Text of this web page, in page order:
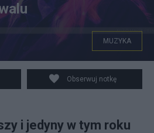
Facebook
MUZYKA
Obserwuj notkę
i jedyny w tym roku